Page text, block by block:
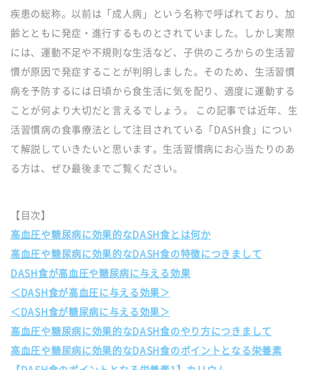
疾患の総称。以前は「成人病」という名称で呼ばれており、加
齢とともに発症・進行するものとされていました。しかし実際
には、運動不足や不規則な生活など、子供のころからの生活習
慣が原因で発症することが判明しました。そのため、生活習慣
病を予防するには日頃から食生活に気を配り、適度に運動する
ことが何より大切だと言えるでしょう。 この記事では近年、生
活習慣病の食事療法として注目されている「DASH食」につい
て解説していきたいと思います。生活習慣病にお心当たりのあ
る方は、ぜひ最後までご覧ください。
【目次】
高血圧や糖尿病に効果的なDASH食とは何か
高血圧や糖尿病に効果的なDASH食の特徴につきまして
DASH食が高血圧や糖尿病に与える効果
＜DASH食が高血圧に与える効果＞
＜DASH食が糖尿病に与える効果＞
高血圧や糖尿病に効果的なDASH食のやり方につきまして
高血圧や糖尿病に効果的なDASH食のポイントとなる栄養素